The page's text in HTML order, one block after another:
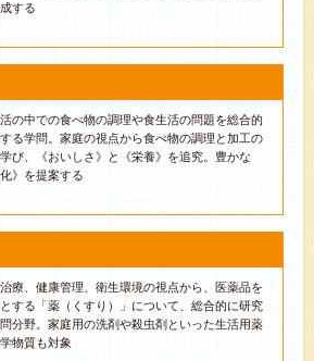
する
の中での食べ物の調理や食生活の問題を総合的
る学問。家庭の視点から食べ物の調理と加工の
び、《おいしさ》と《栄養》を追究。豊かな
化》を提案する
療、健康管理、衛生環境の視点から、医薬品を
する「薬（くすり）」について、総合的に研究
分野。家庭用の洗剤や殺虫剤といった生活用薬
物質も対象